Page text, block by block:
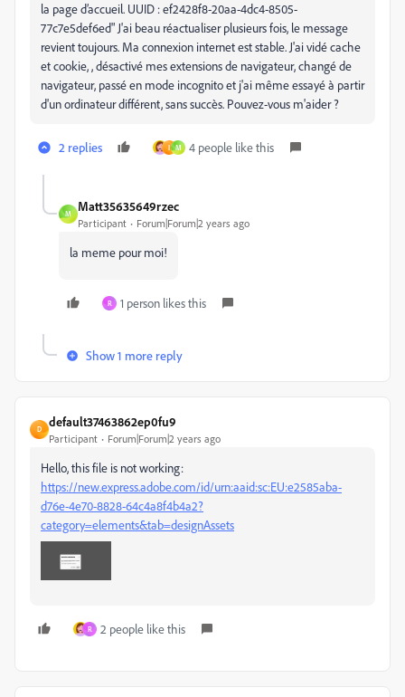
la page d’accueil. UUID : ef2428f8-20aa-4dc4-8505-
77c7e5def6ed" J'ai beau réactualiser plusieurs fois, le message
revient toujours. Ma connexion internet est stable. J'ai vidé cache
et cookie, , désactivé mes extensions de navigateur, changé de
navigateur, passé en mode incognito et j'ai même essayé à partir
d'un ordinateur différent, sans succès. Pouvez-vous m'aider ?
2 replies I M 4 people like this
M
Matt35635649rzec
Participant Forum|Forum|2 years ago
la meme pour moi!
R 1 person likes this
Show 1 more reply
D
default37463862ep0fu9
Participant Forum|Forum|2 years ago
Hello, this file is not working:
https://new.express.adobe.com/id/urn:aaid:sc:EU:e2585aba-
d76e-4e70-8828-64c4a8f4b4a2?
category=elements&tab=designAssets
R 2 people like this